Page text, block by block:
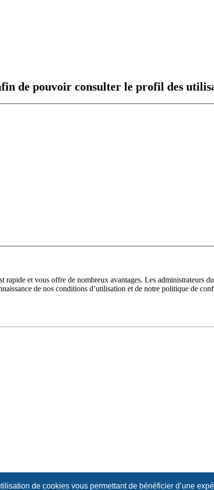
de cookies vous permettant de bénéficier d’une
de pouvoir consulter le profil des
et vous offre de nombreux avantages. Les administrateurs
de nos conditions d’utilisation et de notre politique de